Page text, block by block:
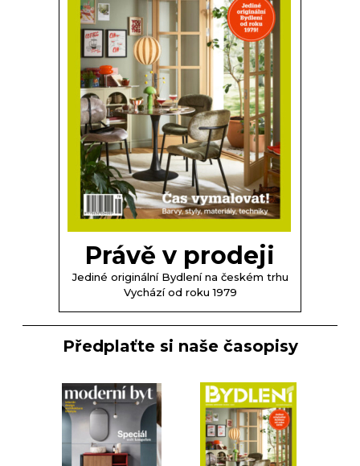
Právě v prodeji
Jediné originální Bydlení na českém trhu
Vychází od roku 1979
Předplaťte si naše časopisy